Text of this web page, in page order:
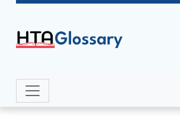
Navigation and related
Site identity, navigation,